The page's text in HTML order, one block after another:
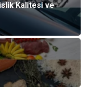
Kalitesi ve